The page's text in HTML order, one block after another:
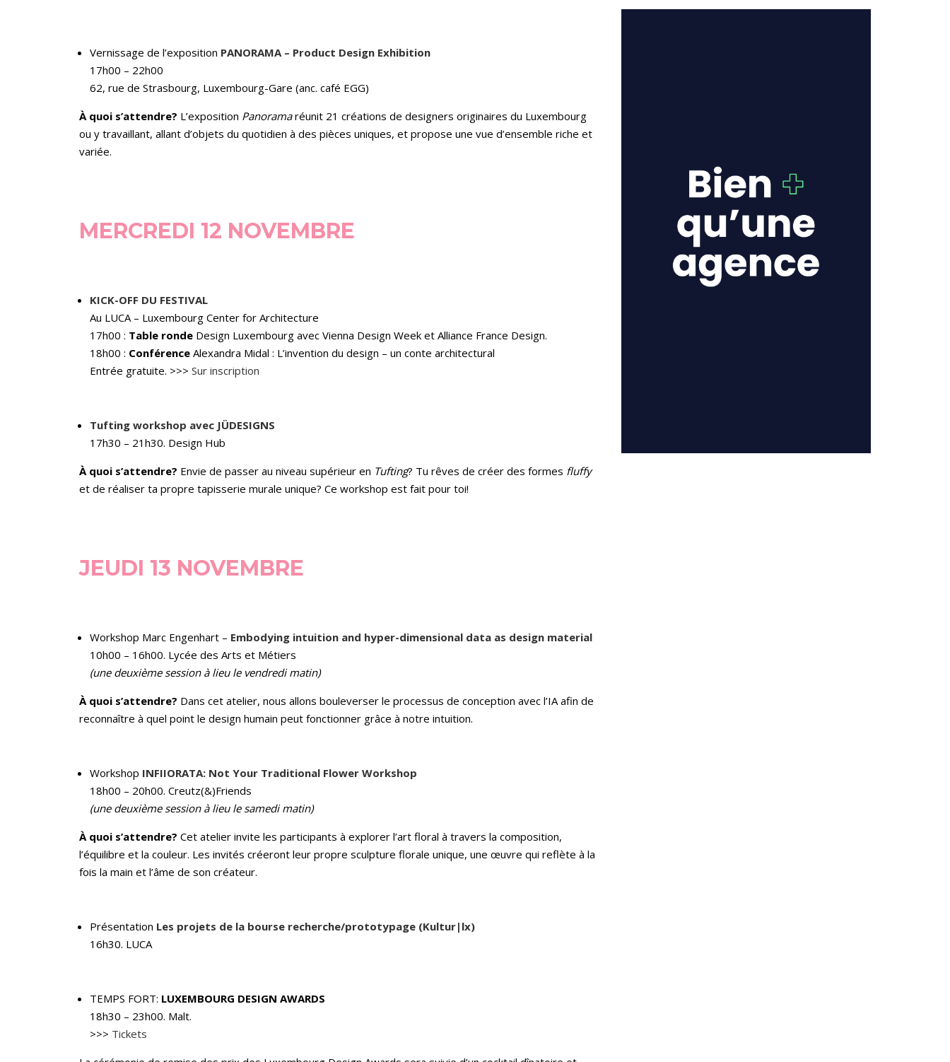
Vernissage de l’exposition PANORAMA – Product Design Exhibition
17h00 – 22h00
62, rue de Strasbourg, Luxembourg-Gare (anc. café EGG)
À quoi s’attendre? L’exposition Panoramaréunit 21 créations de designers originaires du Luxembourg
ou y travaillant, allant d’objets du quotidien à des pièces uniques, et propose une vue d’ensemble riche et
variée.
MERCREDI 12 NOVEMBRE
KICK-OFF DU FESTIVAL
Au LUCA – Luxembourg Center for Architecture
17h00 : Table ronde Design Luxembourg avec Vienna Design Week et Alliance France Design.
18h00 : Conférence Alexandra Midal : L’invention du design – un conte architectural
Entrée gratuite. >>> Sur inscription
Tufting workshop avec JÜDESIGNS
17h30 – 21h30. Design Hub
À quoi s’attendre? Envie de passer au niveau supérieur en Tufting? Tu rêves de créer des formes fluffy
et de réaliser ta propre tapisserie murale unique? Ce workshop est fait pour toi!
JEUDI 13 NOVEMBRE
Workshop Marc Engenhart – Embodying intuition and hyper-dimensional data as design material
10h00 – 16h00. Lycée des Arts et Métiers
(une deuxième session à lieu le vendredi matin)
À quoi s’attendre? Dans cet atelier, nous allons bouleverser le processus de conception avec l’IA afin de
reconnaître à quel point le design humain peut fonctionner grâce à notre intuition.
Workshop INFIIORATA: Not Your Traditional Flower Workshop
18h00 – 20h00. Creutz(&)Friends
(une deuxième session à lieu le samedi matin)
À quoi s’attendre? Cet atelier invite les participants à explorer l’art floral à travers la composition,
l’équilibre et la couleur. Les invités créeront leur propre sculpture florale unique, une œuvre qui reflète à la
fois la main et l’âme de son créateur.
Présentation Les projets de la bourse recherche/prototypage (Kultur|lx)
16h30. LUCA
TEMPS FORT: LUXEMBOURG DESIGN AWARDS
18h30 – 23h00. Malt.
>>> Tickets